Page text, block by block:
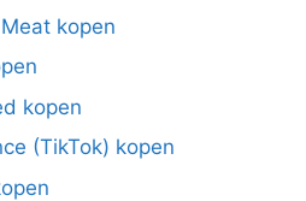
kopen
kopen
(TikTok) kopen